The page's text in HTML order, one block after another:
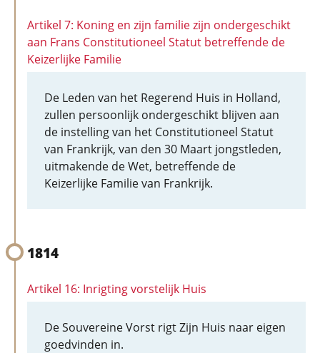
Artikel 7: Koning en zijn familie zijn ondergeschikt
aan Frans Constitutioneel Statut betreffende de
Keizerlijke Familie
De Leden van het Regerend Huis in Holland,
zullen persoonlijk ondergeschikt blijven aan
de instelling van het Constitutioneel Statut
van Frankrijk, van den 30 Maart jongstleden,
uitmakende de Wet, betreffende de
Keizerlijke Familie van Frankrijk.
1814
Artikel 16: Inrigting vorstelijk Huis
De Souvereine Vorst rigt Zijn Huis naar eigen
goedvinden in.